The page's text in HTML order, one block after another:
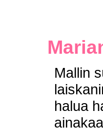
Mallin
halua